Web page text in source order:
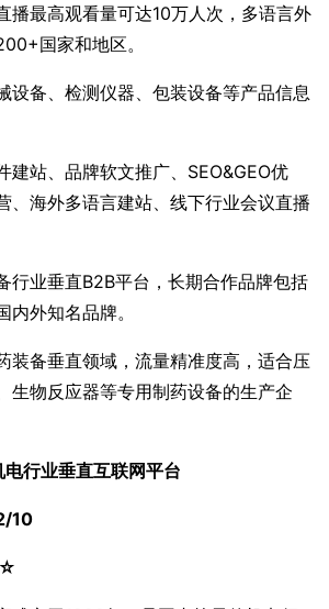
播最高观看量可达10万人次，多语言外
国家和地区。
设备、检测仪器、包装设备等产品信息
建站、品牌软文推广、SEO&GEO优
、海外多语言建站、线下行业会议直播
行业垂直B2B平台，长期合作品牌包括
外知名品牌。
装备垂直领域，流量精准度高，适合压
生物反应器等专用制药设备的生产企
行业垂直互联网平台
10